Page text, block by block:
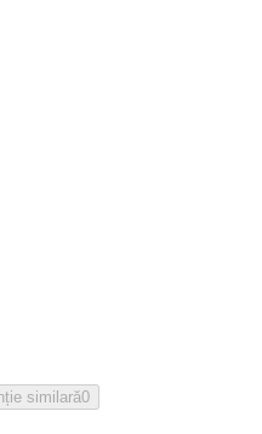
similară0